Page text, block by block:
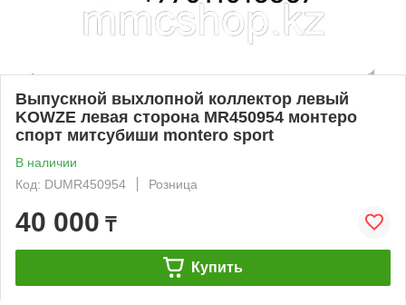
Выпускной выхлопной коллектор левый
KOWZE левая сторона MR450954 монтеро
спорт митсубиши montero sport
В наличии
Код: DUMR450954
Розница
40 000 ₸
Купить